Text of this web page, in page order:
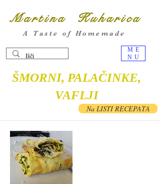
ME
NU
Martina Kuharica
A Taste of Homemade
ŠMORNI, PALAČINKE,
VAFLJI
Na LISTI RECEPATA